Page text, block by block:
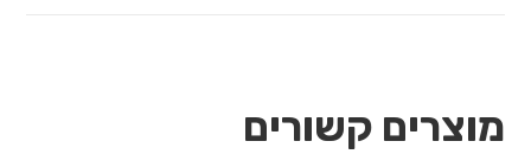
מוצרים קשורים